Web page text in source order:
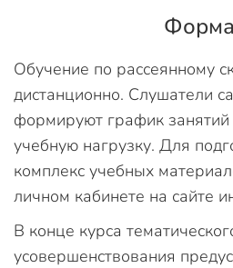
Обучение по рассеянному
дистанционно. Слушатели
формируют график занятий
учебную нагрузку. Для
комплекс учебных
личном кабинете на сайте
В конце курса
усовершенствования